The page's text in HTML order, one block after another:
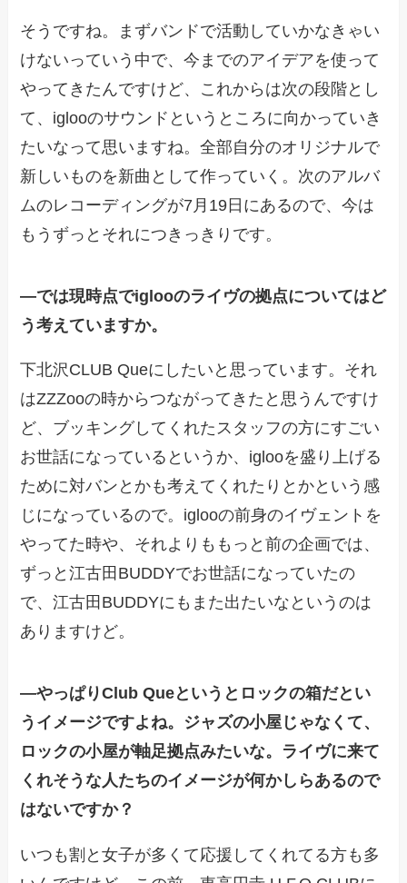
そうですね。まずバンドで活動していかなきゃい
けないっていう中で、今までのアイデアを使って
やってきたんですけど、これからは次の段階とし
て、iglooのサウンドというところに向かっていき
たいなって思いますね。全部自分のオリジナルで
新しいものを新曲として作っていく。次のアルバ
ムのレコーディングが7月19日にあるので、今は
もうずっとそれにつきっきりです。
―では現時点でiglooのライヴの拠点についてはど
う考えていますか。
下北沢CLUB Queにしたいと思っています。それ
はZZZooの時からつながってきたと思うんですけ
ど、ブッキングしてくれたスタッフの方にすごい
お世話になっているというか、iglooを盛り上げる
ために対バンとかも考えてくれたりとかという感
じになっているので。iglooの前身のイヴェントを
やってた時や、それよりももっと前の企画では、
ずっと江古田BUDDYでお世話になっていたの
で、江古田BUDDYにもまた出たいなというのは
ありますけど。
―やっぱりClub Queというとロックの箱だとい
うイメージですよね。ジャズの小屋じゃなくて、
ロックの小屋が軸足拠点みたいな。ライヴに来て
くれそうな人たちのイメージが何かしらあるので
はないですか？
いつも割と女子が多くて応援してくれてる方も多